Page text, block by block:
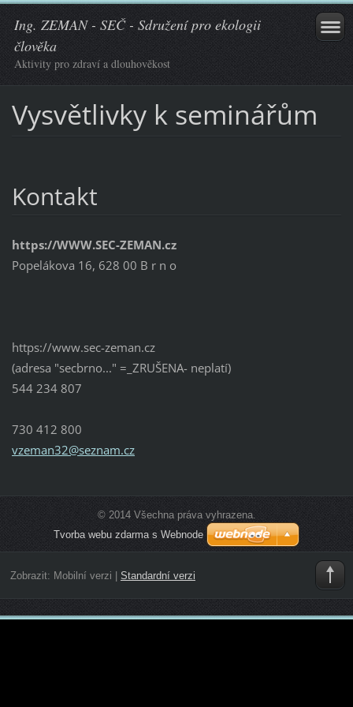
Ing. ZEMAN - SEČ - Sdružení pro ekologii
člověka
Aktivity pro zdraví a dlouhověkost
Vysvětlivky k seminářům
Kontakt
https://WWW.SEC-ZEMAN.cz
Popelákova 16, 628 00 B r n o
https://www.sec-zeman.cz
(adresa "secbrno..." =_ZRUŠENA- neplatí)
544 234 807
730 412 800
vzeman32@seznam.cz
© 2014 Všechna práva vyhrazena.
Tvorba webu zdarma s Webnode
Zobrazit: Mobilní verzi Standardní verzi